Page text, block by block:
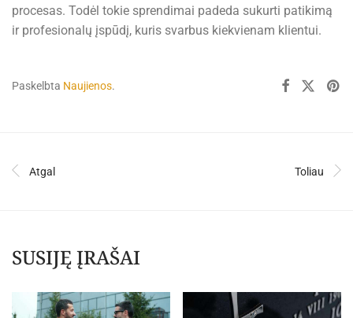
procesas. Todėl tokie sprendimai padeda sukurti patikimą
ir profesionalų įspūdį, kuris svarbus kiekvienam klientui.
Paskelbta Naujienos.
Atgal Toliau
SUSIJĘ ĮRAŠAI